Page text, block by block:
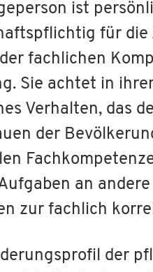
ist
für die
fachlichen
Sie achtet in
Verhalten, das
der
an
zur fachlich
der